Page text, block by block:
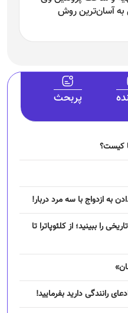
به آسان‌ترین روش
پربحث
کیست؟
به ازدواج با سه مرد دربار!
را ببینید؛ از کلئوپاترا تا